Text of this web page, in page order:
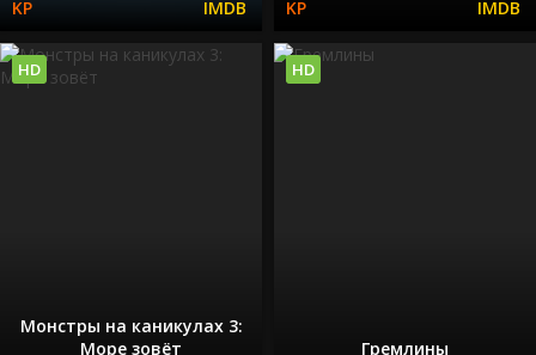
Монстры на каникулах 3:
Море зовёт
HD
Гремлины
HD